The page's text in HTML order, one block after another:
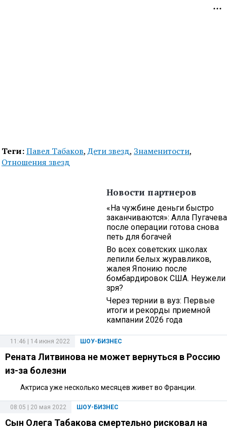
Теги:Павел Табаков,Дети звезд, Знаменитости,
Отношения звезд
Новости партнеров
«На чужбине деньги быстро
заканчиваются»: Алла Пугачева
после операции готова снова
петь для богачей
Во всех советских школах
лепили белых журавликов,
жалея Японию после
бомбардировок США. Неужели
зря?
Через тернии в вуз: Первые
итоги и рекорды приемной
кампании 2026 года
ШОУ-БИЗНЕС
11:46 | 14 июня 2022
Рената Литвинова не может вернуться в Россию
из-за болезни
Актриса уже несколько месяцев живет во Франции.
ШОУ-БИЗНЕС
08:05 | 20 мая 2022
Сын Олега Табакова смертельно рисковал на